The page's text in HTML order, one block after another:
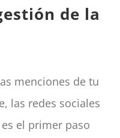
de la
menciones de tu
las redes sociales
el primer paso